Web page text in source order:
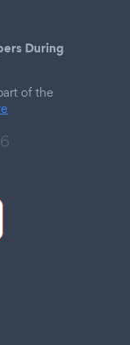
During
of the